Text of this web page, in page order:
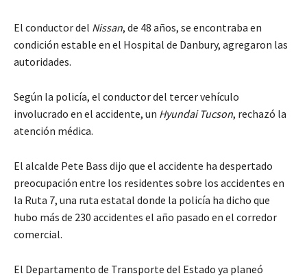
El conductor del Nissan, de 48 años, se encontraba en
condición estable en el Hospital de Danbury, agregaron las
autoridades.
Según la policía, el conductor del tercer vehículo
involucrado en el accidente, un Hyundai Tucson, rechazó la
atención médica.
El alcalde Pete Bass dijo que el accidente ha despertado
preocupación entre los residentes sobre los accidentes en
la Ruta 7, una ruta estatal donde la policía ha dicho que
hubo más de 230 accidentes el año pasado en el corredor
comercial.
El Departamento de Transporte del Estado ya planeó